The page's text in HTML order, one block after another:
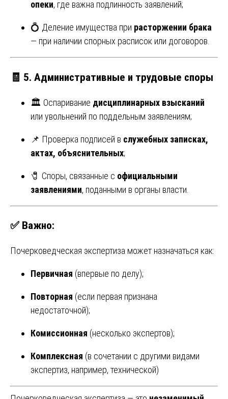
опеки, где важна подлинность заявлений;
💍 Деление имущества при расторжении брака
— при наличии спорных расписок или договоров.
🧾 5. Административные и трудовые споры
🏛 Оспаривание дисциплинарных взысканий
или увольнений по поддельным заявлениям;
📌 Проверка подписей в служебных записках,
актах, объяснительных;
🧷 Споры, связанные с официальными
заявлениями, поданными в органы власти.
✅ Важно:
Почерковедческая экспертиза может назначаться как:
Первичная (впервые по делу);
Повторная (если первая признана
недостаточной);
Комиссионная (несколько экспертов);
Комплексная (в сочетании с другими видами
экспертиз, например, технической)